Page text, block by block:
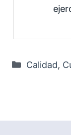
Categorías
Calidad,